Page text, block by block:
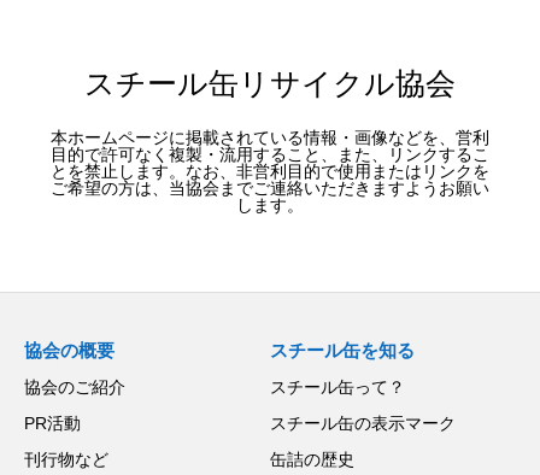
スチール缶リサイクル協会
本ホームページに掲載されている情報・画像などを、営利
目的で許可なく複製・流用すること、また、リンクするこ
とを禁止します。なお、非営利目的で使用またはリンクを
ご希望の方は、当協会までご連絡いただきますようお願い
します。
協会の概要
協会のご紹介
PR活動
刊行物など
スチール缶を知る
スチール缶って？
スチール缶の表示マーク
缶詰の歴史